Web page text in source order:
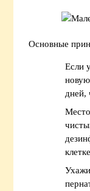
Основные
Если
дней,